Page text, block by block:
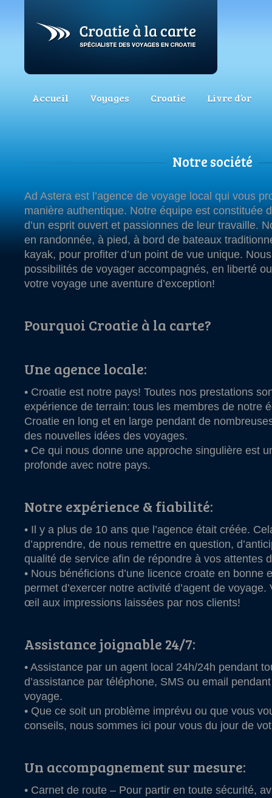
Accueil Voyages Croatie Livre d’or
Notre société
Ad Astera est l’agence de voyage local qui vous
manière authentique. Notre équipe est constituée
d’un esprit ouvert et passionnes de leur travaille.
en randonnée, à pied, à bord de bateaux
kayak, pour profiter d’un point de vue unique.
possibilités de voyager accompagnés, en liberté
votre voyage une aventure d’exception!
Pourquoi Croatie à la carte?
Une agence locale:
• Croatie est notre pays! Toutes nos prestations
expérience de terrain: tous les membres de notre
Croatie en long et en large pendant de
des nouvelles idées des voyages.
• Ce qui nous donne une approche singulière est
profonde avec notre pays.
Notre expérience & fiabilité:
• Il y a plus de 10 ans que l’agence était créée.
d’apprendre, de nous remettre en question,
qualité de service afin de répondre à vos attentes
• Nous bénéficions d’une licence croate en bonne
permet d’exercer notre activité d’agent de
œil aux impressions laissées par nos clients!
Assistance joignable 24/7:
• Assistance par un agent local 24h/24h pendant
d’assistance par téléphone, SMS ou email
voyage.
• Que ce soit un problème imprévu ou que vous
conseils, nous sommes ici pour vous du jour de
Un accompagnement sur mesure:
• Carnet de route – Pour partir en toute sécurité,